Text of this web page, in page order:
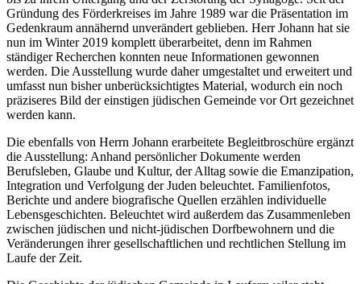
Gründung des Förderkreises im Jahre 1989 war die Präsentation im
Gedenkraum annähernd unverändert geblieben. Herr Johann hat sie
nun im Winter 2019 komplett überarbeitet, denn im Rahmen
ständiger Recherchen konnten neue Informationen gewonnen
werden. Die Ausstellung wurde daher umgestaltet und erweitert und
umfasst nun bisher unberücksichtigtes Material, wodurch ein noch
präziseres Bild der einstigen jüdischen Gemeinde vor Ort gezeichnet
werden kann.
Die ebenfalls von Herrn Johann erarbeitete Begleitbroschüre ergänzt
die Ausstellung: Anhand persönlicher Dokumente werden
Berufsleben, Glaube und Kultur, der Alltag sowie die Emanzipation,
Integration und Verfolgung der Juden beleuchtet. Familienfotos,
Berichte und andere biografische Quellen erzählen individuelle
Lebensgeschichten. Beleuchtet wird außerdem das Zusammenleben
zwischen jüdischen und nicht-jüdischen Dorfbewohnern und die
Veränderungen ihrer gesellschaftlichen und rechtlichen Stellung im
Laufe der Zeit.